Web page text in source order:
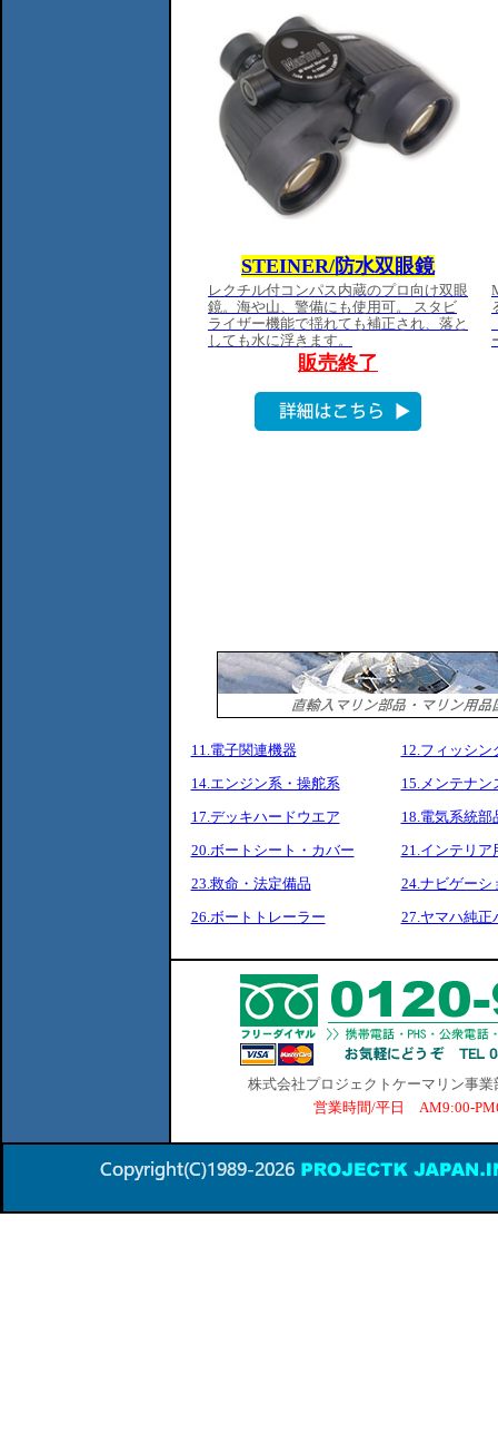
11.電子関連機器
12.フィッシン
14.エンジン系・操舵系
15.メンテナン
17.デッキハードウエア
18.電気系統部
20.ボートシート・カバー
21.インテリア
23.救命・法定備品
24.ナビゲーシ
26.ボートトレーラー
27.ヤマハ純正
株式会社プロジェクトケーマリン事
営業時間/平日 AM9:00-